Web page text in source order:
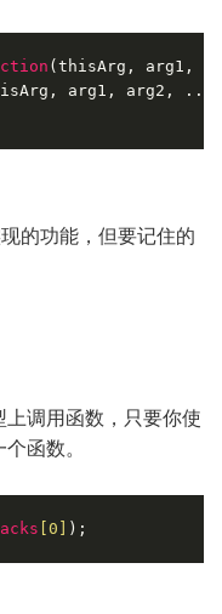
( thisArg, arg1,
arg1, arg2,
的功能，但要记住的
调用函数，只要你使
函数。
[0] );